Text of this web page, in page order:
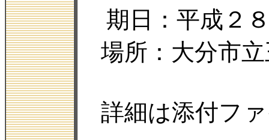
期日：平成２
場所：大分市立
詳細は添付フ